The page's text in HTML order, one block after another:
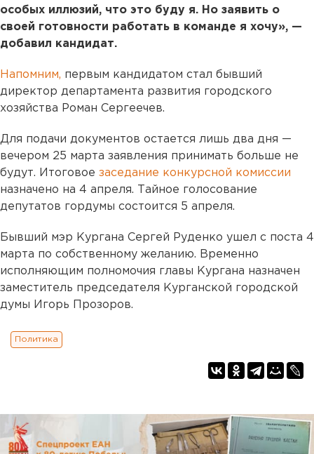
особых иллюзий, что это буду я. Но заявить о
своей готовности работать в команде я хочу», —
добавил кандидат.
Напомним, первым кандидатом стал бывший
директор департамента развития городского
хозяйства Роман Сергеечев.
Для подачи документов остается лишь два дня —
вечером 25 марта заявления принимать больше не
будут. Итоговое заседание конкурсной комиссии
назначено на 4 апреля. Тайное голосование
депутатов гордумы состоится 5 апреля.
Бывший мэр Кургана Сергей Руденко ушел с поста 4
марта по собственному желанию. Временно
исполняющим полномочия главы Кургана назначен
заместитель председателя Курганской городской
думы Игорь Прозоров.
Политика